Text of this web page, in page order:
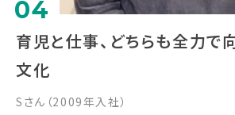
04
育児と仕事、どちらも全力で
文化
Sさん（2009年入社）